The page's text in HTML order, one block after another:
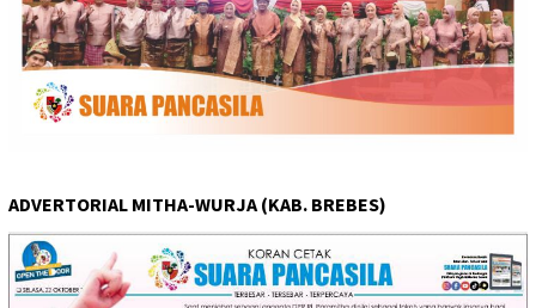
ADVERTORIAL MITHA-WURJA (KAB. BREBES)